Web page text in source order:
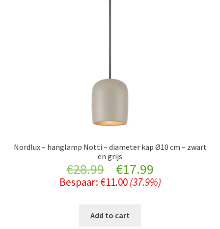
Nordlux – hanglamp Notti – diameter kap Ø10 cm – zwart
en grijs
€28.99
Original
price
was:
€17.99Current
price
Bespaar: €11.00 (37.9%)
Add to cart